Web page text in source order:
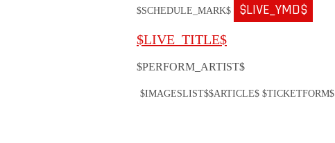
$SCHEDULE_MARK$ $LIVE_YMD$
$LIVE_TITLE$
$PERFORM_ARTIST$
$IMAGESLIST$$ARTICLE$ $TICKETFORM$